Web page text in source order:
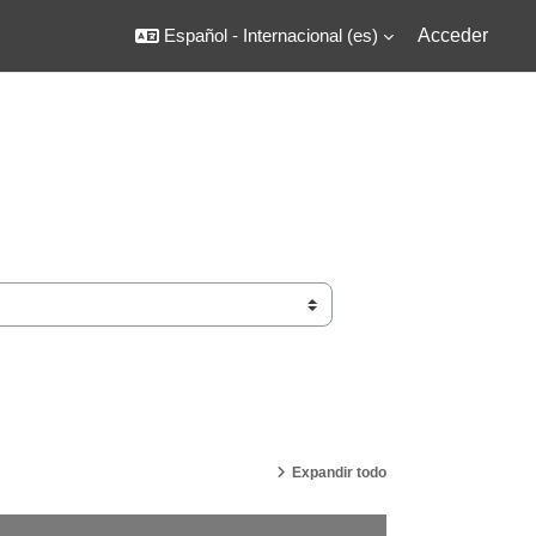
Español - Internacional ‎(es)‎ Acceder
Expandir todo